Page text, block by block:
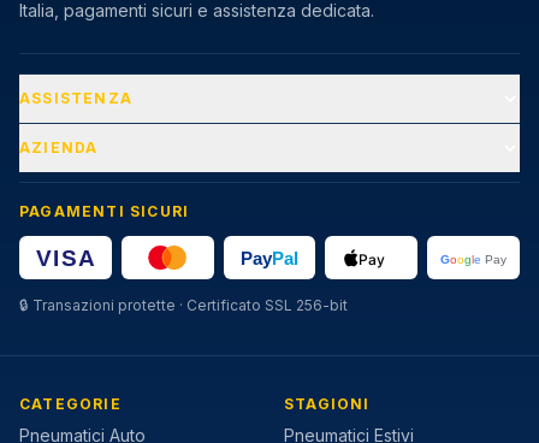
Italia, pagamenti sicuri e assistenza dedicata.
ASSISTENZA
AZIENDA
PAGAMENTI SICURI
🔒 Transazioni protette · Certificato SSL 256-bit
CATEGORIE
Pneumatici Auto
STAGIONI
Pneumatici Estivi